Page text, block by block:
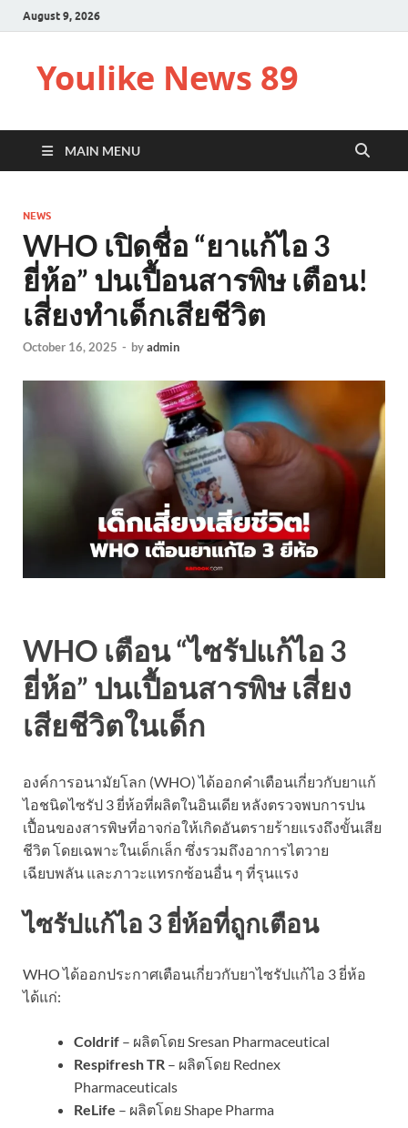
August 9, 2026
Youlike News 89
MAIN MENU
NEWS
WHO เปิดชื่อ “ยาแก้ไอ 3
ยี่ห้อ” ปนเปื้อนสารพิษ เตือน!
เสี่ยงทำเด็กเสียชีวิต
October 16, 2025 - byadmin
WHO เตือน “ไซรัปแก้ไอ 3
ยี่ห้อ” ปนเปื้อนสารพิษ เสี่ยง
เสียชีวิตในเด็ก
องค์การอนามัยโลก (WHO) ได้ออกคำเตือนเกี่ยวกับยาแก้
ไอชนิดไซรัป 3 ยี่ห้อที่ผลิตในอินเดีย หลังตรวจพบการปน
เปื้อนของสารพิษที่อาจก่อให้เกิดอันตรายร้ายแรงถึงขั้นเสีย
ชีวิต โดยเฉพาะในเด็กเล็ก ซึ่งรวมถึงอาการไตวาย
เฉียบพลัน และภาวะแทรกซ้อนอื่น ๆ ที่รุนแรง
ไซรัปแก้ไอ 3 ยี่ห้อที่ถูกเตือน
WHO ได้ออกประกาศเตือนเกี่ยวกับยาไซรัปแก้ไอ 3 ยี่ห้อ
ได้แก่:
Coldrif – ผลิตโดย Sresan Pharmaceutical
Respifresh TR – ผลิตโดย Rednex
Pharmaceuticals
ReLife – ผลิตโดย Shape Pharma